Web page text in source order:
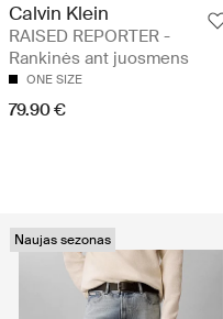
Calvin Klein
RAISED REPORTER -
Rankinės ant juosmens
ONE SIZE
79.90 €
Naujas sezonas